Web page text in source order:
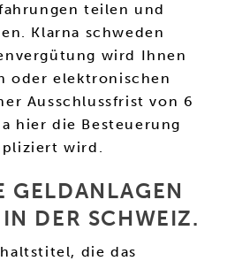
teilen und
Klarna schweden
wird Ihnen
oder elektronischen
Ausschlussfrist von 6
hier die Besteuerung
wird.
GELDANLAGEN
DER SCHWEIZ.
die das